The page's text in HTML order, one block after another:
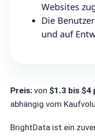
Websites
Die
und auf
Preis:von $1.3 bis $4
abhängig vom
BrightData ist ein